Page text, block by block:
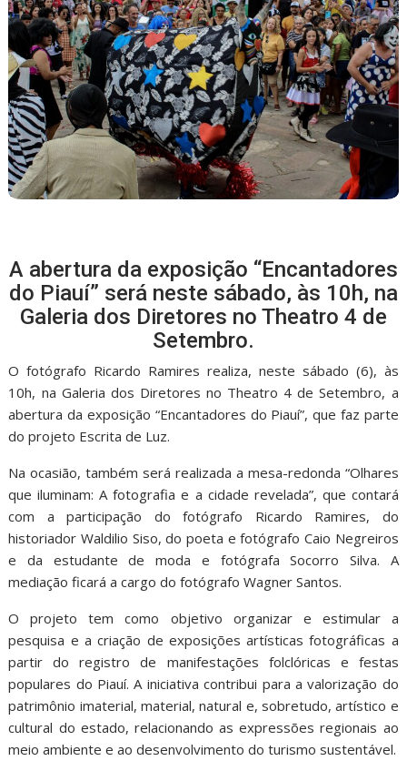
A abertura da exposição “Encantadores
do Piauí” será neste sábado, às 10h, na
Galeria dos Diretores no Theatro 4 de
Setembro.
O fotógrafo Ricardo Ramires realiza, neste sábado (6), às
10h, na Galeria dos Diretores no Theatro 4 de Setembro, a
abertura da exposição “Encantadores do Piauí”, que faz parte
do projeto Escrita de Luz.
Na ocasião, também será realizada a mesa-redonda “Olhares
que iluminam: A fotografia e a cidade revelada”, que contará
com a participação do fotógrafo Ricardo Ramires, do
historiador Waldilio Siso, do poeta e fotógrafo Caio Negreiros
e da estudante de moda e fotógrafa Socorro Silva. A
mediação ficará a cargo do fotógrafo Wagner Santos.
O projeto tem como objetivo organizar e estimular a
pesquisa e a criação de exposições artísticas fotográficas a
partir do registro de manifestações folclóricas e festas
populares do Piauí. A iniciativa contribui para a valorização do
patrimônio imaterial, material, natural e, sobretudo, artístico e
cultural do estado, relacionando as expressões regionais ao
meio ambiente e ao desenvolvimento do turismo sustentável.